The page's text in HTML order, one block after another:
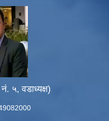
नं. ५, वडाध्यक्ष)